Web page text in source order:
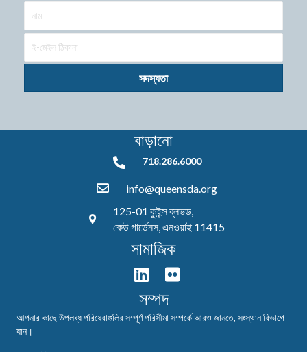
সদস্যতা
বাড়ানো
718.286.6000718.286.6000
info@queensda.org
125-01 কুইন্স ব্লভড,
কেউ গার্ডেনস, এনওয়াই 11415
সামাজিক
সম্পদ
আপনার কাছে উপলব্ধ পরিষেবাগুলির সম্পূর্ণ পরিসীমা সম্পর্কে আরও জানতে, সংস্থান বিভাগে
যান।